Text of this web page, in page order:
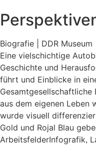
Biografie | DDR Museum
Eine vielschichtige
Geschichte und
führt und Einblicke in
Gesamtgesellschaftliche
aus dem eigenen ­Leben
wurde visuell
Gold und Rojal Blau
ArbeitsfelderInfografik,